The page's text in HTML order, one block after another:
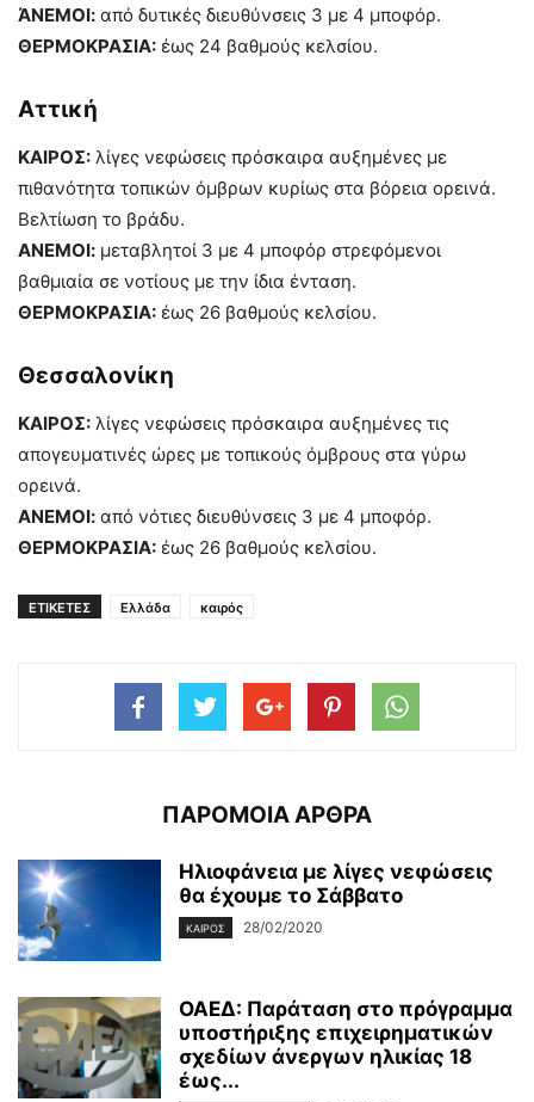
ΆΝΕΜΟΙ: από δυτικές διευθύνσεις 3 με 4 μποφόρ.
ΘΕΡΜΟΚΡΑΣΙΑ: έως 24 βαθμούς κελσίου.
Αττική
ΚΑΙΡΟΣ: λίγες νεφώσεις πρόσκαιρα αυξημένες με
πιθανότητα τοπικών όμβρων κυρίως στα βόρεια ορεινά.
Βελτίωση το βράδυ.
ΑΝΕΜΟΙ: μεταβλητοί 3 με 4 μποφόρ στρεφόμενοι
βαθμιαία σε νοτίους με την ίδια ένταση.
ΘΕΡΜΟΚΡΑΣΙΑ: έως 26 βαθμούς κελσίου.
Θεσσαλονίκη
ΚΑΙΡΟΣ: λίγες νεφώσεις πρόσκαιρα αυξημένες τις
απογευματινές ώρες με τοπικούς όμβρους στα γύρω
ορεινά.
ΑΝΕΜΟΙ: από νότιες διευθύνσεις 3 με 4 μποφόρ.
ΘΕΡΜΟΚΡΑΣΙΑ: έως 26 βαθμούς κελσίου.
ΕΤΙΚΕΤΕΣ Ελλάδα καιρός
ΠΑΡΟΜΟΙΑ ΑΡΘΡΑ
Ηλιοφάνεια με λίγες νεφώσεις
θα έχουμε το Σάββατο
ΚΑΙΡΌΣ 28/02/2020
ΟΑΕΔ: Παράταση στο πρόγραμμα
υποστήριξης επιχειρηματικών
σχεδίων άνεργων ηλικίας 18
έως...